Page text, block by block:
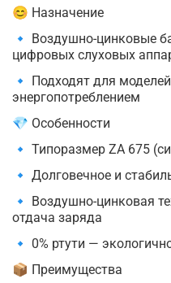
😊 Назначение
🔹 Воздушно-цинковые
цифровых слуховых
🔹 Подходят для
энергопотреблением
💎 Особенности
🔹 Типоразмер ZA 675
🔹 Долговечное и
🔹 Воздушно-цинковая
отдача заряда
🔹 0% ртути —
📦 Преимущества